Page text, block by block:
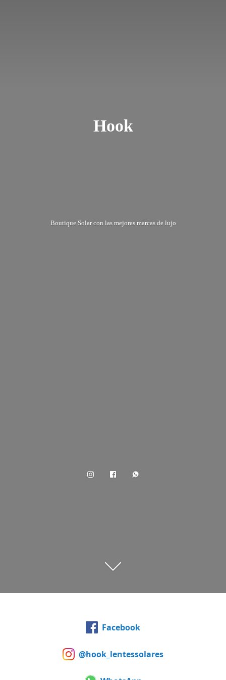
Hook
Boutique Solar con las mejores marcas de lujo
Facebook
@hook_lentessolares